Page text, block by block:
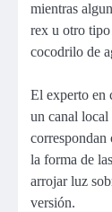
mientras
rex u otro tipo
cocodrilo de
El experto en
un canal local
correspondan
la forma de
arrojar luz
versión.